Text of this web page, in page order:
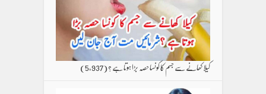
کیلا کھانے سے جسم کا کونسا حصہ بڑا ہوتا ہے ؟(5,937)